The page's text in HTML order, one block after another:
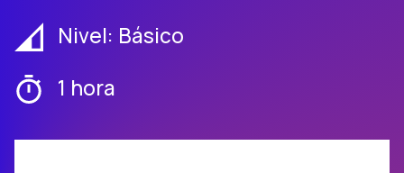
Nivel: Básico
1 hora